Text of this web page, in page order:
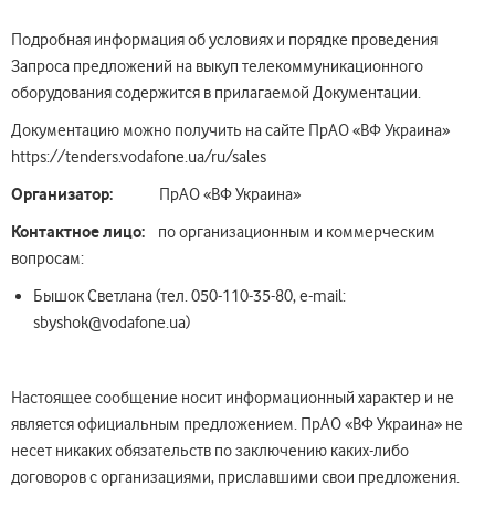
Подробная информация об условиях и порядке проведения
Запроса предложений на выкуп телекоммуникационного
оборудования содержится в прилагаемой Документации.
Документацию можно получить на сайте ПрАО «ВФ Украина»
https://tenders.vodafone.ua/ru/sales
Организатор: ПрАО «ВФ Украина»
Контактное лицо:
по организационным и коммерческим
вопросам:
Бышок Светлана (тел. 050-110-35-80, e-mail:
sbyshok@vodafone.ua)
Настоящее сообщение носит информационный характер и не
является официальным предложением. ПрАО «ВФ Украина» не
несет никаких обязательств по заключению каких-либо
договоров с организациями, приславшими свои предложения.